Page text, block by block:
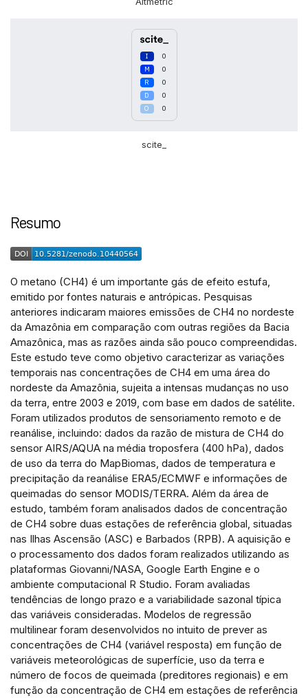
0
0
0
0
0
scite_
Resumo
O metano (CH4) é um importante gás de efeito estufa,
emitido por fontes naturais e antrópicas. Pesquisas
anteriores indicaram maiores emissões de CH4 no nordeste
da Amazônia em comparação com outras regiões da Bacia
Amazônica, mas as razões ainda são pouco compreendidas.
Este estudo teve como objetivo caracterizar as variações
temporais nas concentrações de CH4 em uma área do
nordeste da Amazônia, sujeita a intensas mudanças no uso
da terra, entre 2003 e 2019, com base em dados de satélite.
Foram utilizados produtos de sensoriamento remoto e de
reanálise, incluindo: dados da razão de mistura de CH4 do
sensor AIRS/AQUA na média troposfera (400 hPa), dados
de uso da terra do MapBiomas, dados de temperatura e
precipitação da reanálise ERA5/ECMWF e informações de
queimadas do sensor MODIS/TERRA. Além da área de
estudo, também foram analisados dados de concentração
de CH4 sobre duas estações de referência global, situadas
nas Ilhas Ascensão (ASC) e Barbados (RPB). A aquisição e
o processamento dos dados foram realizados utilizando as
plataformas Giovanni/NASA, Google Earth Engine e o
ambiente computacional R Studio. Foram avaliadas
tendências de longo prazo e a variabilidade sazonal típica
das variáveis consideradas. Modelos de regressão
multilinear foram desenvolvidos no intuito de prever as
concentrações de CH4 (variável resposta) em função de
variáveis meteorológicas de superfície, uso da terra e
número de focos de queimada (preditores regionais) e em
função da concentração de CH4 em estações de referência